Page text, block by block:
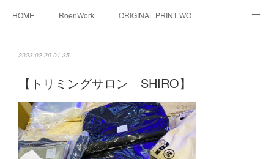
HOME RoenWork ORIGINAL PRINT WORK SHOP
転写（カッティングシート）昇華転写プリント
シルクスクリーン その他 お問い合わせ
2023.02.20 01:35
【トリミングサロン SHIRO】